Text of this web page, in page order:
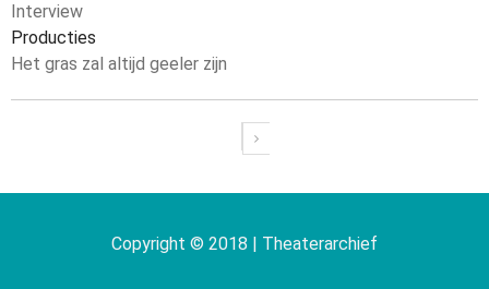
Interview
Producties
Het gras zal altijd geeler zijn
Copyright © 2018 | Theaterarchief